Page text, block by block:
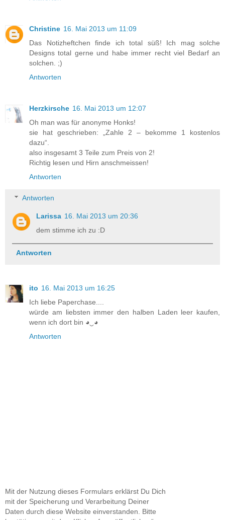
Christine 16. Mai 2013 um 11:09
Das Notizheftchen finde ich total süß! Ich mag solche
Designs total gerne und habe immer recht viel Bedarf an
solchen. ;)
Antworten
Herzkirsche 16. Mai 2013 um 12:07
Oh man was für anonyme Honks!
sie hat geschrieben: „Zahle 2 – bekomme 1 kostenlos
dazu“.
also insgesamt 3 Teile zum Preis von 2!
Richtig lesen und Hirn anschmeissen!
Antworten
Antworten
Larissa 16. Mai 2013 um 20:36
dem stimme ich zu :D
Antworten
ito 16. Mai 2013 um 16:25
Ich liebe Paperchase....
würde am liebsten immer den halben Laden leer kaufen,
wenn ich dort bin ◕‿◕
Antworten
Mit der Nutzung dieses Formulars erklärst Du Dich
mit der Speicherung und Verarbeitung Deiner
Daten durch diese Website einverstanden. Bitte